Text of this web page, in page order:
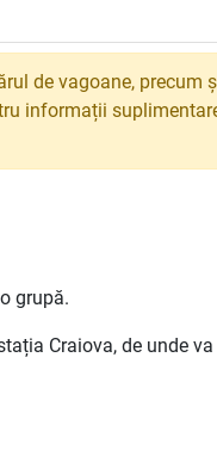
de vagoane,
informații
grupă.
Craiova, de unde